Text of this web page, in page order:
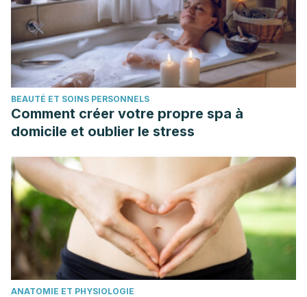
BEAUTÉ ET SOINS PERSONNELS
Comment créer votre propre spa à
domicile et oublier le stress
ANATOMIE ET PHYSIOLOGIE